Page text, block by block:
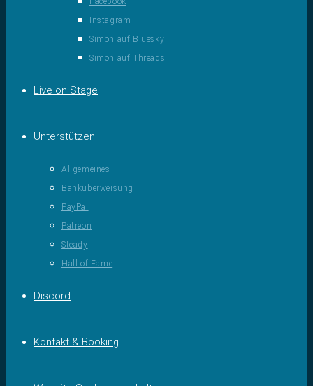
Instagram
Simon auf Bluesky
Simon auf Threads
Live on Stage
Unterstützen
Allgemeines
Banküberweisung
PayPal
Patreon
Steady
Hall of Fame
Discord
Kontakt & Booking